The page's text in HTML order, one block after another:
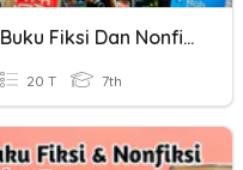
Buku Fiksi Dan Nonfiksi
20 T 7th